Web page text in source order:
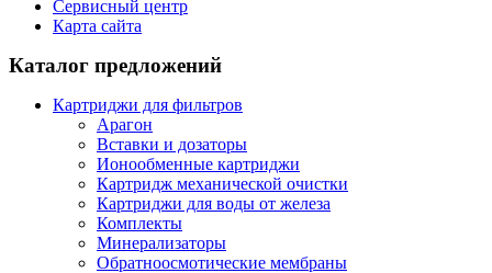
Сервисный центр
Карта сайта
Каталог предложений
Картриджи для фильтров
Арагон
Вставки и дозаторы
Ионообменные картриджи
Картридж механической очистки
Картриджи для воды от железа
Комплекты
Минерализаторы
Обратноосмотические мембраны